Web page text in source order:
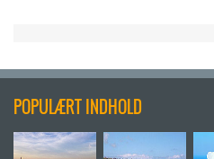
POPULÆRT INDHOLD